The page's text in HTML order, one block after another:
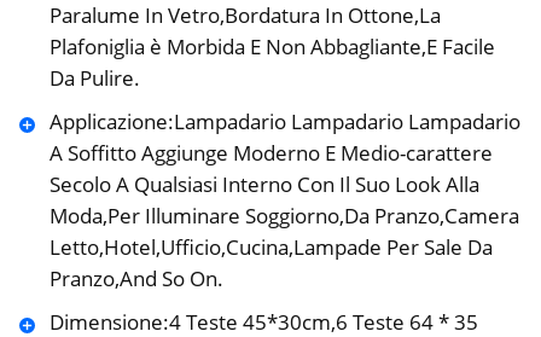
Paralume In Vetro,Bordatura In Ottone,La
Plafoniglia è Morbida E Non Abbagliante,E Facile
Da Pulire.
Applicazione:Lampadario Lampadario Lampadario
A Soffitto Aggiunge Moderno E Medio-carattere
Secolo A Qualsiasi Interno Con Il Suo Look Alla
Moda,Per Illuminare Soggiorno,Da Pranzo,Camera
Letto,Hotel,Ufficio,Cucina,Lampade Per Sale Da
Pranzo,And So On.
Dimensione:4 Teste 45*30cm,6 Teste 64 * 35